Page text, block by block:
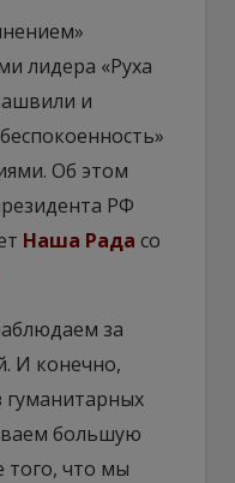
лидера «Руха
и
Об этом
РФ
Наша Рада со
за
И конечно,
гуманитарных
большую
того, что мы